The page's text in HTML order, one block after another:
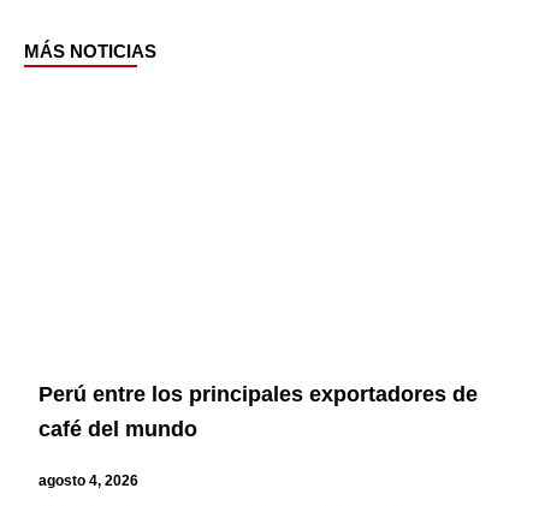
MÁS NOTICIAS
Perú entre los principales exportadores de
café del mundo
agosto 4, 2026